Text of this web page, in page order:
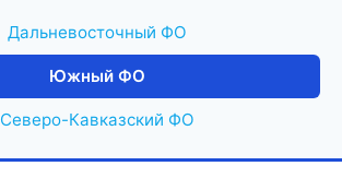
Дальневосточный ФО
Южный ФО
Северо-Кавказский ФО